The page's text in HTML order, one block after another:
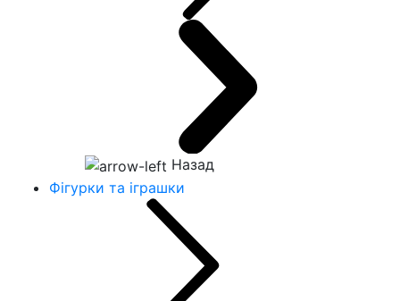
Назад
Фігурки та іграшки